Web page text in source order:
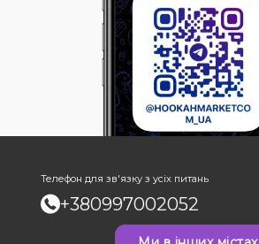
Телефон для зв'язку з усіх питань
+380997002052